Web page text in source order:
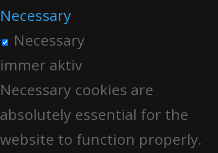
Necessary
Necessary
immer aktiv
Necessary cookies are
absolutely essential for the
website to function properly.